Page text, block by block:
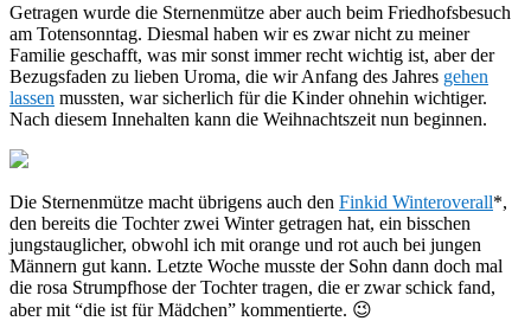
Getragen wurde die Sternenmütze aber auch beim Friedhofsbesuch
am Totensonntag. Diesmal haben wir es zwar nicht zu meiner
Familie geschafft, was mir sonst immer recht wichtig ist, aber der
Bezugsfaden zu lieben Uroma, die wir Anfang des Jahres gehen
lassen mussten, war sicherlich für die Kinder ohnehin wichtiger.
Nach diesem Innehalten kann die Weihnachtszeit nun beginnen.
Die Sternenmütze macht übrigens auch den Finkid Winteroverall*,
den bereits die Tochter zwei Winter getragen hat, ein bisschen
jungstauglicher, obwohl ich mit orange und rot auch bei jungen
Männern gut kann. Letzte Woche musste der Sohn dann doch mal
die rosa Strumpfhose der Tochter tragen, die er zwar schick fand,
aber mit “die ist für Mädchen” kommentierte. 😉